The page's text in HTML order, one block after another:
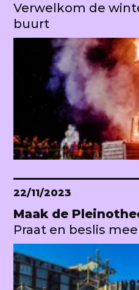
Verwelkom de
buurt
22/11/2023
Maak de
Praat en beslis mee